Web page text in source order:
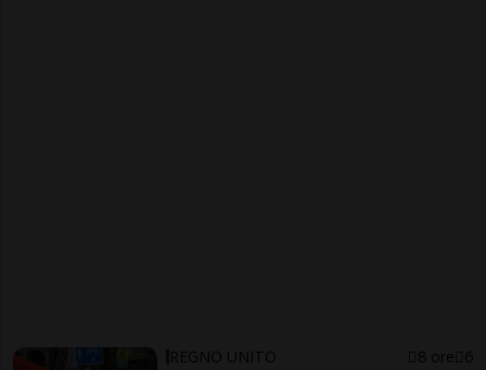
REGNO UNITO 8 ore 6